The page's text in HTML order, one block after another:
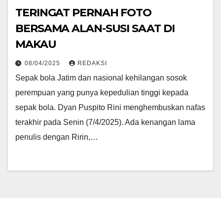
TERINGAT PERNAH FOTO
BERSAMA ALAN-SUSI SAAT DI
MAKAU
08/04/2025 REDAKSI
Sepak bola Jatim dan nasional kehilangan sosok
perempuan yang punya kepedulian tinggi kepada
sepak bola. Dyan Puspito Rini menghembuskan nafas
terakhir pada Senin (7/4/2025). Ada kenangan lama
penulis dengan Ririn,…